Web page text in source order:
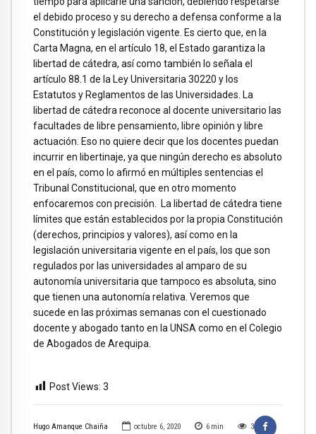
Hugo Amanque Chaiña octubre 6, 2020 6 min 3
el debido proceso y su derecho a defensa conforme a la
Constitución y legislación vigente. Es cierto que, en la
Carta Magna, en el artículo 18, el Estado garantiza la
libertad de cátedra, así como también lo señala el
artículo 88.1 de la Ley Universitaria 30220 y los
Estatutos y Reglamentos de las Universidades. La
libertad de cátedra reconoce al docente universitario las
facultades de libre pensamiento, libre opinión y libre
actuación. Eso no quiere decir que los docentes puedan
incurrir en libertinaje, ya que ningún derecho es absoluto
en el país, como lo afirmó en múltiples sentencias el
Tribunal Constitucional, que en otro momento
enfocaremos con precisión. La libertad de cátedra tiene
límites que están establecidos por la propia Constitución
(derechos, principios y valores), así como en la
legislación universitaria vigente en el país, los que son
regulados por las universidades al amparo de su
autonomía universitaria que tampoco es absoluta, sino
que tienen una autonomía relativa. Veremos que
sucede en las próximas semanas con el cuestionado
docente y abogado tanto en la UNSA como en el Colegio
de Abogados de Arequipa.
Post Views: 3